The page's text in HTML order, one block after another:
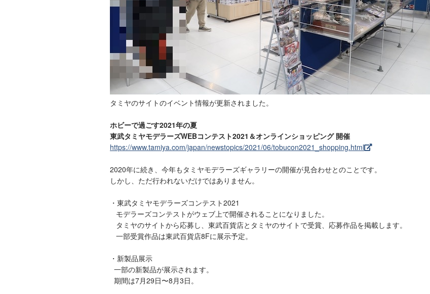
タミヤのサイトのイベント情報が更新されました。
ホビーで過ごす2021年の夏
東武タミヤモデラーズWEBコンテスト2021＆オンラインショッピング 開催
https://www.tamiya.com/japan/newstopics/2021/06/tobucon2021_shopping.html
2020年に続き、今年もタミヤモデラーズギャラリーの開催が見合わせとのことです。
しかし、ただ行われないだけではありません。
・東武タミヤモデラーズコンテスト2021
モデラーズコンテストがウェブ上で開催されることになりました。
タミヤのサイトから応募し、東武百貨店とタミヤのサイトで受賞、応募作品を掲載します。
一部受賞作品は東武百貨店8Fに展示予定。
・新製品展示
一部の新製品が展示されます。
期間は7月29日〜8月3日。